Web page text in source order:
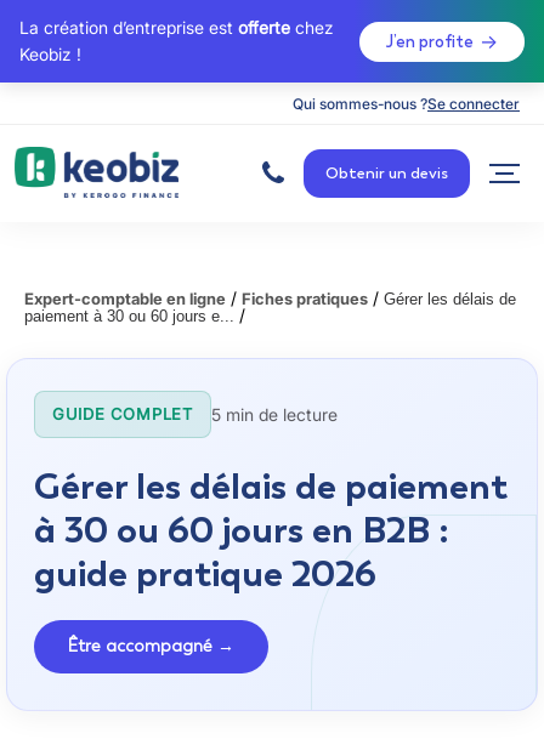
La création d’entreprise est offerte chez
Keobiz !
J’en profite
Qui sommes-nous ?Se connecter
c
c
u
Obtenir un devis
Expert-comptable en ligne / Fiches pratiques / Gérer les délais de
paiement à 30 ou 60 jours e... /
GUIDE COMPLET 5 min de lecture
Gérer les délais de paiement
à 30 ou 60 jours en B2B :
guide pratique 2026
Être accompagné →